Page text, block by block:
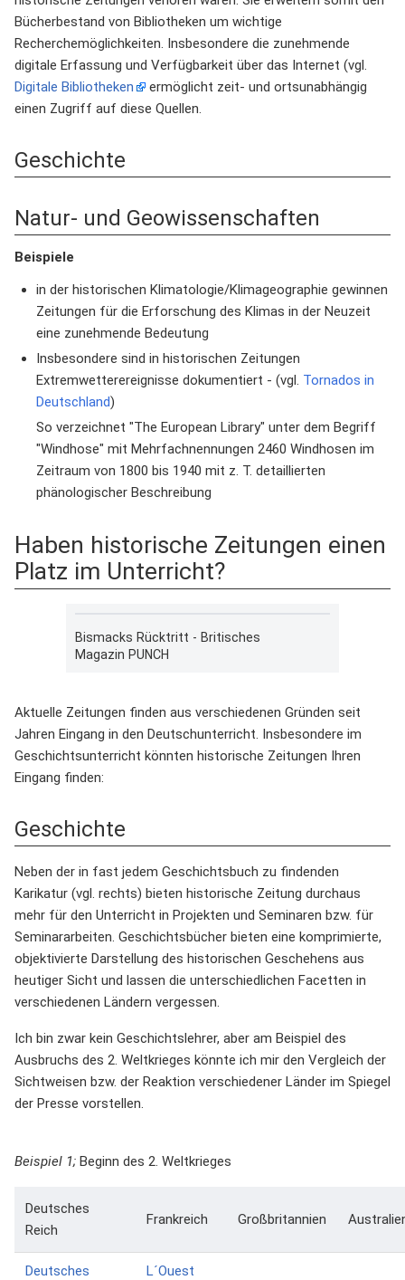
Bücherbestand von Bibliotheken um wichtige
Recherchemöglichkeiten. Insbesondere die zunehmende
digitale Erfassung und Verfügbarkeit über das Internet (vgl.
Digitale Bibliotheken
ermöglicht zeit- und ortsunabhängig
einen Zugriff auf diese Quellen.
Geschichte
Natur- und Geowissenschaften
Beispiele
in der historischen Klimatologie/Klimageographie gewinnen
Zeitungen für die Erforschung des Klimas in der Neuzeit
eine zunehmende Bedeutung
Insbesondere sind in historischen Zeitungen
Extremwetterereignisse dokumentiert - (vgl. Tornados in
Deutschland)
So verzeichnet "The European Library" unter dem Begriff
"Windhose" mit Mehrfachnennungen 2460 Windhosen im
Zeitraum von 1800 bis 1940 mit z. T. detaillierten
phänologischer Beschreibung
Haben historische Zeitungen einen
Platz im Unterricht?
Bismacks Rücktritt - Britisches
Magazin PUNCH
Aktuelle Zeitungen finden aus verschiedenen Gründen seit
Jahren Eingang in den Deutschunterricht. Insbesondere im
Geschichtsunterricht könnten historische Zeitungen Ihren
Eingang finden:
Geschichte
Neben der in fast jedem Geschichtsbuch zu findenden
Karikatur (vgl. rechts) bieten historische Zeitung durchaus
mehr für den Unterricht in Projekten und Seminaren bzw. für
Seminararbeiten. Geschichtsbücher bieten eine komprimierte,
objektivierte Darstellung des historischen Geschehens aus
heutiger Sicht und lassen die unterschiedlichen Facetten in
verschiedenen Ländern vergessen.
Ich bin zwar kein Geschichtslehrer, aber am Beispiel des
Ausbruchs des 2. Weltkrieges könnte ich mir den Vergleich der
Sichtweisen bzw. der Reaktion verschiedener Länder im Spiegel
der Presse vorstellen.
Beispiel 1; Beginn des 2. Weltkrieges
Deutsches
Reich
Frankreich Großbritannien
Deutsches
L´Ouest